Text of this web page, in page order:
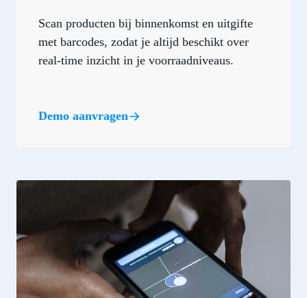
Scan producten bij binnenkomst en uitgifte
met barcodes, zodat je altijd beschikt over
real-time inzicht in je voorraadniveaus.
Demo aanvragen